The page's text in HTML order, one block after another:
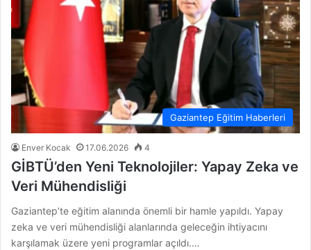
Gaziantep Eğitim Haberleri
Enver Kocak 17.06.2026 4
GİBTÜ’den Yeni Teknolojiler: Yapay Zeka ve
Veri Mühendisliği
Gaziantep’te eğitim alanında önemli bir hamle yapıldı. Yapay
zeka ve veri mühendisliği alanlarında geleceğin ihtiyacını
karşılamak üzere yeni programlar açıldı.…